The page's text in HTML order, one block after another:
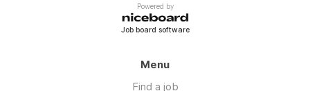
Powered by
Job board software
Menu
Find a job